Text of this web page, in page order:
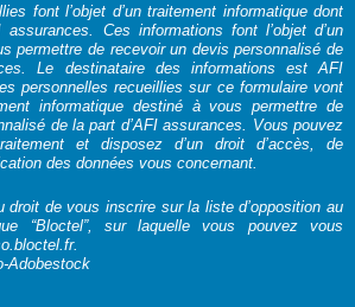
font l’objet d’un traitement informatique dont
Ces informations font l’objet d’un
permettre de recevoir un devis personnalisé de
Le destinataire des informations est AFI
personnelles recueillies sur ce formulaire vont
informatique destiné à vous permettre de
de la part d’AFI assurances. Vous pouvez
et disposez d’un droit d’accès, de
des données vous concernant.
droit de vous inscrire sur la liste d’opposition au
“Bloctel”, sur laquelle vous pouvez vous
.
Adobestock